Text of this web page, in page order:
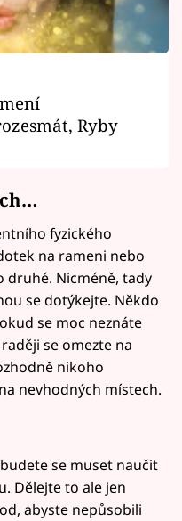
Ryby
fyzického
na rameni nebo
druhé. Nicméně, tady
se dotýkejte. Někdo
se moc neznáte
se omezte na
nikoho
nevhodných místech.
se muset naučit
Dělejte to ale jen
abyste nepůsobili